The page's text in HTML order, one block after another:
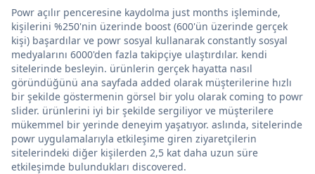
Powr açılır penceresine kaydolma just months işleminde,
kişilerini %250'nin üzerinde boost (600'ün üzerinde gerçek
kişi) başardılar ve powr sosyal kullanarak constantly sosyal
medyalarını 6000'den fazla takipçiye ulaştırdılar. kendi
sitelerinde besleyin. ürünlerin gerçek hayatta nasıl
göründüğünü ana sayfada added olarak müşterilerine hızlı
bir şekilde göstermenin görsel bir yolu olarak coming to powr
slider. ürünlerini iyi bir şekilde sergiliyor ve müşterilere
mükemmel bir yerinde deneyim yaşatıyor. aslında, sitelerinde
powr uygulamalarıyla etkileşime giren ziyaretçilerin
sitelerindeki diğer kişilerden 2,5 kat daha uzun süre
etkileşimde bulundukları discovered.